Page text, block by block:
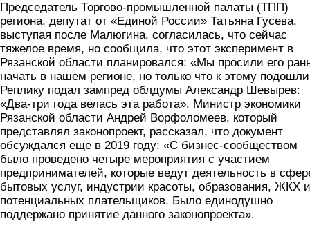
Председатель Торгово-промышленной палаты (ТПП)
региона, депутат от «Единой России» Татьяна Гусева,
выступая после Малюгина, согласилась, что сейчас
тяжелое время, но сообщила, что этот эксперимент в
Рязанской области планировался: «Мы просили его
начать в нашем регионе, но только что к этому
Реплику подал зампред облдумы Александр Шевырев:
«Два-три года велась эта работа». Министр экономики
Рязанской области Андрей Ворфоломеев, который
представлял законопроект, рассказал, что документ
обсуждался еще в 2019 году: «С бизнес-сообществом
было проведено четыре мероприятия с участием
предпринимателей, которые ведут деятельность в
бытовых услуг, индустрии красоты, образования, ЖКХ и
потенциальных плательщиков. Было единодушно
поддержано принятие данного законопроекта».